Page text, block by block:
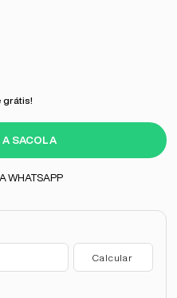
A SACOLA
grátis!
WHATSAPP